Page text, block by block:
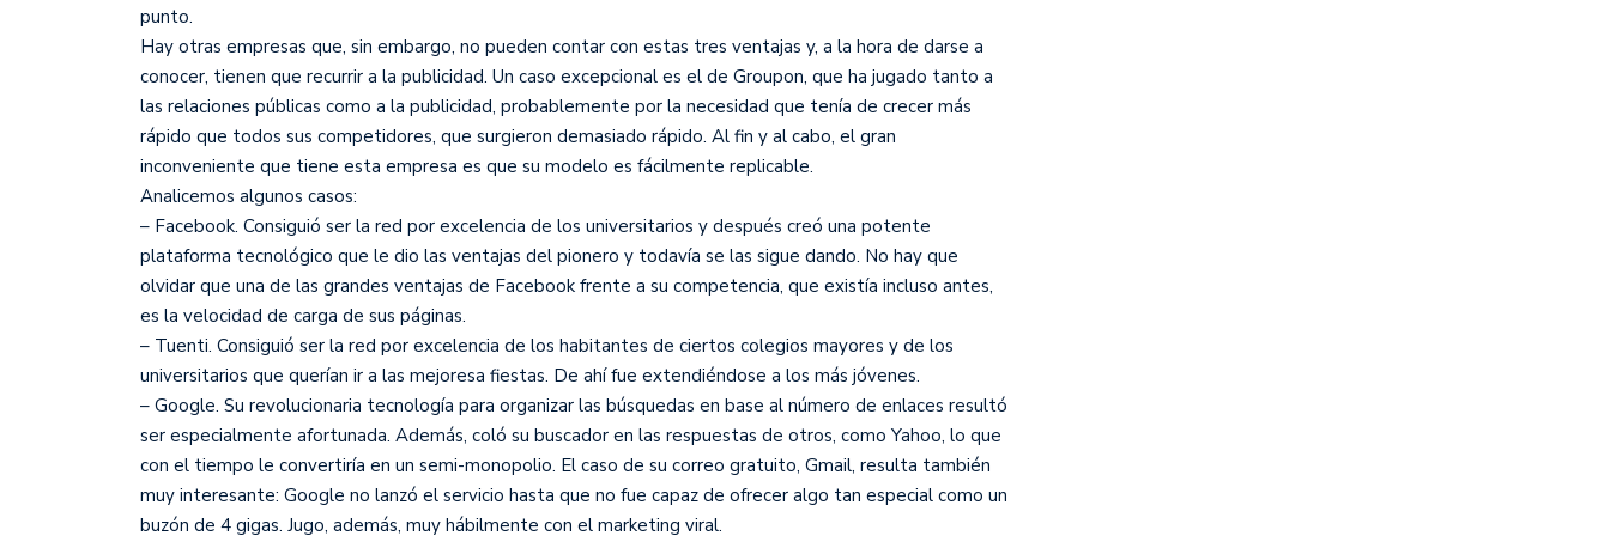
punto.
Hay otras empresas que, sin embargo, no pueden contar con estas tres ventajas y, a la hora de darse a
conocer, tienen que recurrir a la publicidad. Un caso excepcional es el de Groupon, que ha jugado tanto a
las relaciones públicas como a la publicidad, probablemente por la necesidad que tenía de crecer más
rápido que todos sus competidores, que surgieron demasiado rápido. Al fin y al cabo, el gran
inconveniente que tiene esta empresa es que su modelo es fácilmente replicable.
Analicemos algunos casos:
– Facebook. Consiguió ser la red por excelencia de los universitarios y después creó una potente
plataforma tecnológico que le dio las ventajas del pionero y todavía se las sigue dando. No hay que
olvidar que una de las grandes ventajas de Facebook frente a su competencia, que existía incluso antes,
es la velocidad de carga de sus páginas.
– Tuenti. Consiguió ser la red por excelencia de los habitantes de ciertos colegios mayores y de los
universitarios que querían ir a las mejoresa fiestas. De ahí fue extendiéndose a los más jóvenes.
– Google. Su revolucionaria tecnología para organizar las búsquedas en base al número de enlaces resultó
ser especialmente afortunada. Además, coló su buscador en las respuestas de otros, como Yahoo, lo que
con el tiempo le convertiría en un semi-monopolio. El caso de su correo gratuito, Gmail, resulta también
muy interesante: Google no lanzó el servicio hasta que no fue capaz de ofrecer algo tan especial como un
buzón de 4 gigas. Jugo, además, muy hábilmente con el marketing viral.